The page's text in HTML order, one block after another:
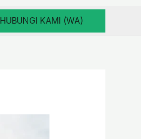
HUBUNGI KAMI (WA)